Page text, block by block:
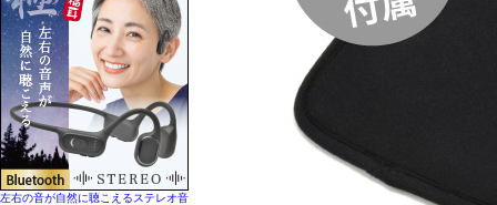
左右の音が自然に聴こえるステレオ音